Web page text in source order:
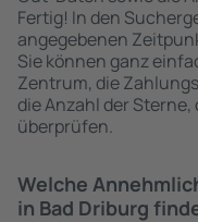
Fertig! In den
angegebenen
Sie können ganz
Zentrum, die
die Anzahl der
überprüfen.
Welche
in Bad Driburg